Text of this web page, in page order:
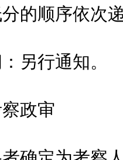
的顺序依次
行通知。
政审